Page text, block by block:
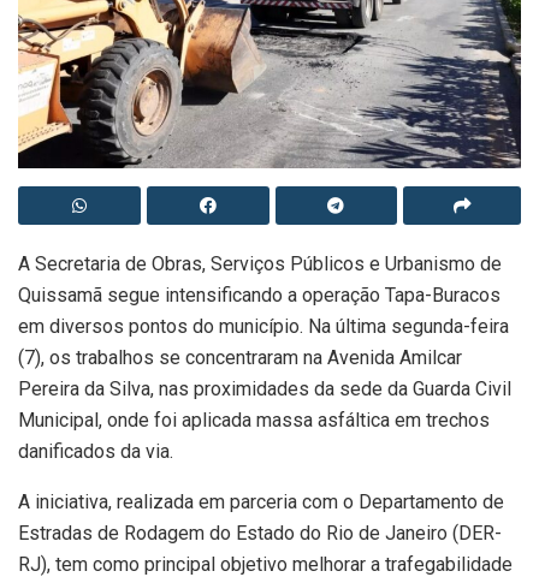
A Secretaria de Obras, Serviços Públicos e Urbanismo de
Quissamã segue intensificando a operação Tapa-Buracos
em diversos pontos do município. Na última segunda-feira
(7), os trabalhos se concentraram na Avenida Amilcar
Pereira da Silva, nas proximidades da sede da Guarda Civil
Municipal, onde foi aplicada massa asfáltica em trechos
danificados da via.
A iniciativa, realizada em parceria com o Departamento de
Estradas de Rodagem do Estado do Rio de Janeiro (DER-
RJ), tem como principal objetivo melhorar a trafegabilidade